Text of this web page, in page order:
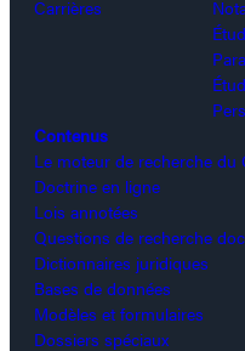
Carrières
Contenus
Le moteur de recherche du
Doctrine en ligne
Lois annotées
Questions de recherche
Dictionnaires juridiques
Bases de données
Modèles et formulaires
Dossiers spéciaux